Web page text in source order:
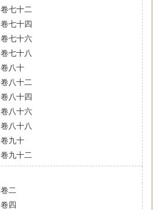
卷七十二
卷七十四
卷七十六
卷七十八
卷八十
卷八十二
卷八十四
卷八十六
卷八十八
卷九十
卷九十二
卷二
卷四